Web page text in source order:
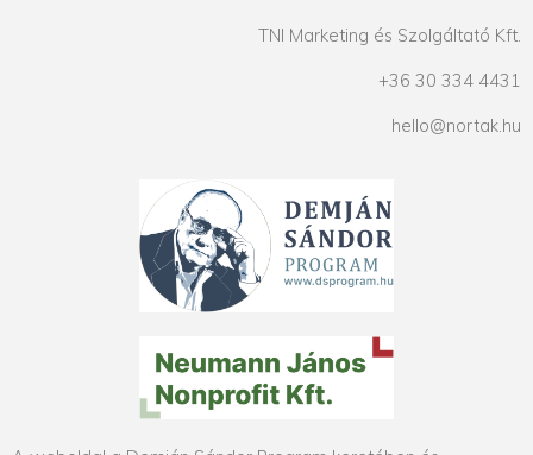
TNI Marketing és Szolgáltató Kft.
+36 30 334 4431
hello@nortak.hu